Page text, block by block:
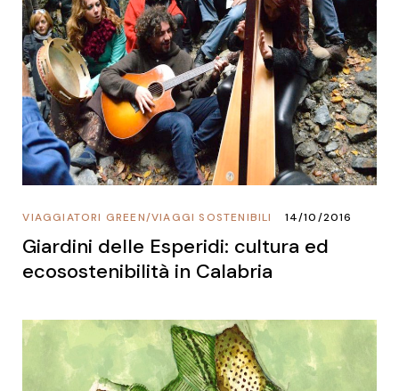
VIAGGI SOSTENIBILI
/
VIAGGIATORI GREEN 14/10/2016
Giardini delle Esperidi: cultura ed
ecosostenibilità in Calabria